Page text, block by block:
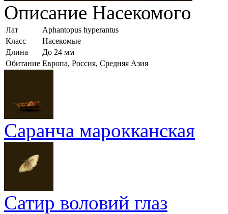
Описание Насекомого
Лат
Aphantopus hyperantus
Класс
Насекомые
Длина
До 24 мм
Обитание Европа, Россия, Средняя Азия
Саранча марокканская
Сатир воловий глаз